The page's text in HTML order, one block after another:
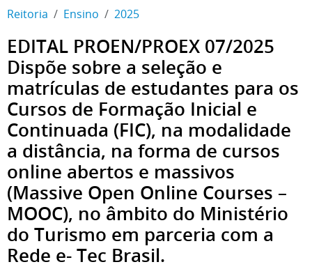
Reitoria Ensino 2025
EDITAL PROEN/PROEX 07/2025
Dispõe sobre a seleção e
matrículas de estudantes para os
Cursos de Formação Inicial e
Continuada (FIC), na modalidade
a distância, na forma de cursos
online abertos e massivos
(Massive Open Online Courses –
MOOC), no âmbito do Ministério
do Turismo em parceria com a
Rede e- Tec Brasil.